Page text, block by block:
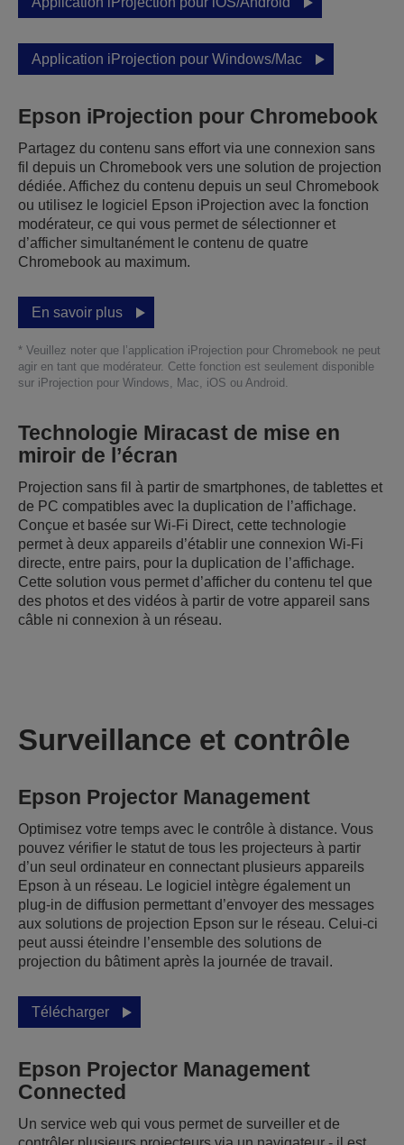
Application iProjection pour Windows/Mac
Epson iProjection pour Chromebook
Partagez du contenu sans effort via une connexion sans
fil depuis un Chromebook vers une solution de projection
dédiée. Affichez du contenu depuis un seul Chromebook
ou utilisez le logiciel Epson iProjection avec la fonction
modérateur, ce qui vous permet de sélectionner et
d’afficher simultanément le contenu de quatre
Chromebook au maximum.
En savoir plus
* Veuillez noter que l’application iProjection pour Chromebook ne peut
agir en tant que modérateur. Cette fonction est seulement disponible
sur iProjection pour Windows, Mac, iOS ou Android.
Technologie Miracast de mise en
miroir de l’écran
Projection sans fil à partir de smartphones, de tablettes et
de PC compatibles avec la duplication de l’affichage.
Conçue et basée sur Wi-Fi Direct, cette technologie
permet à deux appareils d’établir une connexion Wi-Fi
directe, entre pairs, pour la duplication de l’affichage.
Cette solution vous permet d’afficher du contenu tel que
des photos et des vidéos à partir de votre appareil sans
câble ni connexion à un réseau.
Surveillance et contrôle
Epson Projector Management
Optimisez votre temps avec le contrôle à distance. Vous
pouvez vérifier le statut de tous les projecteurs à partir
d’un seul ordinateur en connectant plusieurs appareils
Epson à un réseau. Le logiciel intègre également un
plug-in de diffusion permettant d’envoyer des messages
aux solutions de projection Epson sur le réseau. Celui-ci
peut aussi éteindre l’ensemble des solutions de
projection du bâtiment après la journée de travail.
Télécharger
Epson Projector Management
Connected
Un service web qui vous permet de surveiller et de